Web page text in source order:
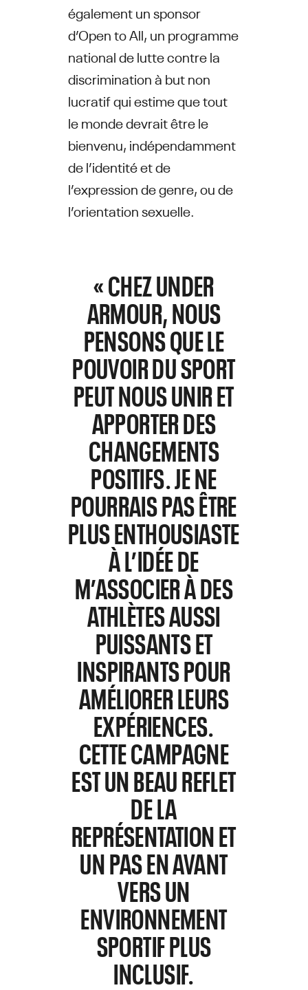
également un sponsor
d’Open to All, un programme
national de lutte contre la
discrimination à but non
lucratif qui estime que tout
le monde devrait être le
bienvenu, indépendamment
de l’identité et de
l’expression de genre, ou de
l’orientation sexuelle.
« CHEZ UNDER
ARMOUR, NOUS
PENSONS QUE LE
POUVOIR DU SPORT
PEUT NOUS UNIR ET
APPORTER DES
CHANGEMENTS
POSITIFS. JE NE
POURRAIS PAS ÊTRE
PLUS ENTHOUSIASTE
À L’IDÉE DE
M’ASSOCIER À DES
ATHLÈTES AUSSI
PUISSANTS ET
INSPIRANTS POUR
AMÉLIORER LEURS
EXPÉRIENCES.
CETTE CAMPAGNE
EST UN BEAU REFLET
DE LA
REPRÉSENTATION ET
UN PAS EN AVANT
VERS UN
ENVIRONNEMENT
SPORTIF PLUS
INCLUSIF.